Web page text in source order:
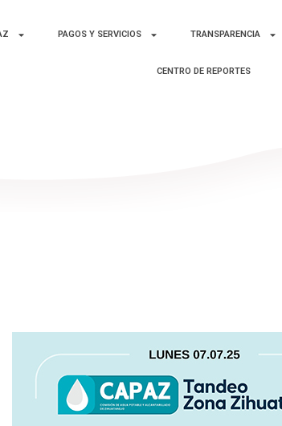
PAGOS Y SERVICIOS TRANSPARENCIA
CENTRO DE REPORTES